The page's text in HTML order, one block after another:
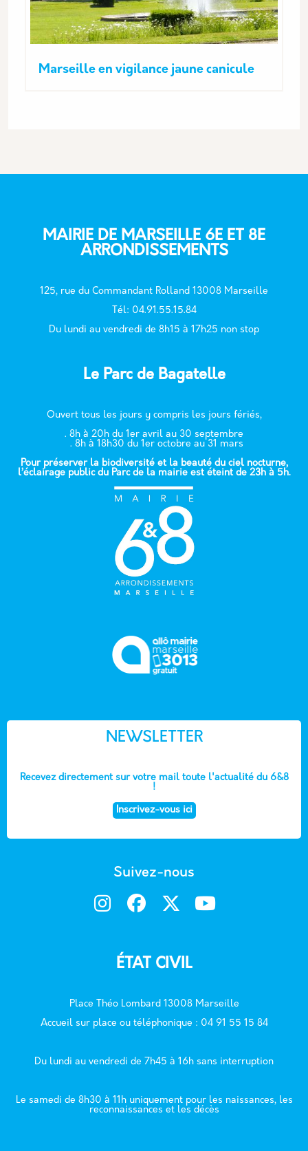
Marseille en vigilance jaune canicule
MAIRIE DE MARSEILLE 6E ET 8E
ARRONDISSEMENTS
125, rue du Commandant Rolland 13008 Marseille
Tél: 04.91.55.15.84
Du lundi au vendredi de 8h15 à 17h25 non stop
Le Parc de Bagatelle
Ouvert tous les jours y compris les jours fériés,
. 8h à 20h du 1er avril au 30 septembre
. 8h à 18h30 du 1er octobre au 31 mars
Pour préserver la biodiversité et la beauté du ciel nocturne,
l’éclairage public du Parc de la mairie est éteint de 23h à 5h.
NEWSLETTER
Recevez directement sur votre mail toute l'actualité du 6&8
!
Inscrivez-vous ici
Suivez-nous
ÉTAT CIVIL
Place Théo Lombard 13008 Marseille
Accueil sur place ou téléphonique : 04 91 55 15 84
Du lundi au vendredi de 7h45 à 16h sans interruption
Le samedi de 8h30 à 11h uniquement pour les naissances, les
reconnaissances et les décès